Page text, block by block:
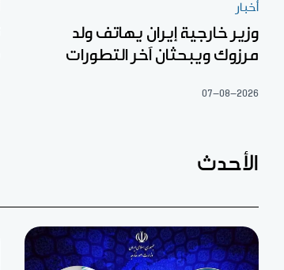
أخبار
وزير خارجية إيران يهاتف ولد
مرزوك ويبحثان آخر التطورات
07-08-2026
الأحدث